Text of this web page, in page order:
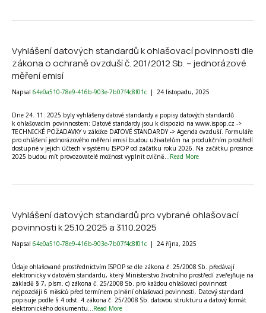
Vyhlášení datových standardů k ohlašovací povinnosti dle
zákona o ochraně ovzduší č. 201/2012 Sb. – jednorázové
měření emisí
Napsal 64e0a510-78e9-416b-903e-7b07f4c8f01c | 24 listopadu, 2025
Dne 24. 11. 2025 byly vyhlášeny datové standardy a popisy datových standardů
k ohlašovacím povinnostem: Datové standardy jsou k dispozici na www.ispop.cz ->
TECHNICKÉ POŽADAVKY v záložce DATOVÉ STANDARDY -> Agenda ovzduší. Formuláře
pro ohlášení jednorázového měření emisí budou uživatelům na produkčním prostředí
dostupné v jejich účtech v systému ISPOP od začátku roku 2026. Na začátku prosince
2025 budou mít provozovatelé možnost vyplnit cvičně…Read More
Vyhlášení datových standardů pro vybrané ohlašovací
povinnosti k 25.10.2025 a 31.10.2025
Napsal 64e0a510-78e9-416b-903e-7b07f4c8f01c | 24 října, 2025
Údaje ohlašované prostřednictvím ISPOP se dle zákona č. 25/2008 Sb. předávají
elektronicky v datovém standardu, který Ministerstvo životního prostředí zveřejňuje na
základě § 7, písm. c) zákona č. 25/2008 Sb. pro každou ohlašovací povinnost
nejpozději 6 měsíců před termínem plnění ohlašovací povinnosti. Datový standard
popisuje podle § 4 odst. 4 zákona č. 25/2008 Sb. datovou strukturu a datový formát
elektronického dokumentu…Read More